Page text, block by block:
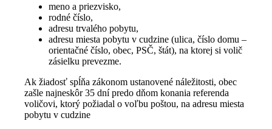
meno a priezvisko,
rodné číslo,
adresu trvalého pobytu,
adresu miesta pobytu v cudzine (ulica, číslo domu –
orientačné číslo, obec, PSČ, štát), na ktorej si volič
zásielku prevezme.
Ak žiadosť spĺňa zákonom ustanovené náležitosti, obec
zašle najneskôr 35 dní predo dňom konania referenda
voličovi, ktorý požiadal o voľbu poštou, na adresu miesta
pobytu v cudzine